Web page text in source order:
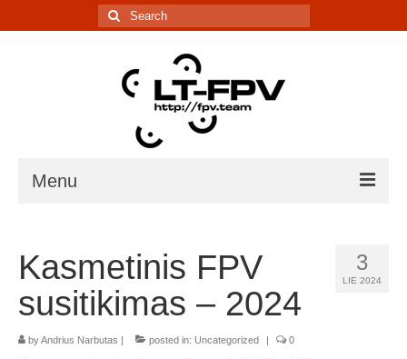
Search
for:
Menu
5.8G kanalų skaičiuoklė
Laiko matavimo sistema
IR davikliai – sąrašai, informacija
3
LIE 2024
Kasmetinis FPV
susitikimas – 2024
byAndrius Narbutas | posted in: Uncategorized | 0